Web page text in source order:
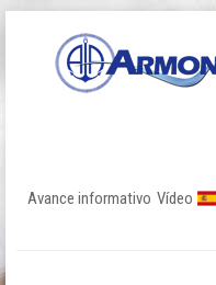
Avance informativo Vídeo